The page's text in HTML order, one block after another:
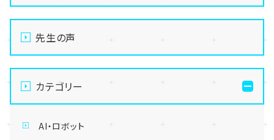
先生の声
カテゴリー
AI・ロボット